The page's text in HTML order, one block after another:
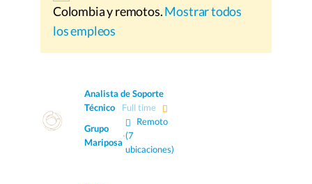
Colombia y remotos.Mostrar todos
los empleos
Analista de Soporte
Técnico
Full time
Grupo
Mariposa
·
Remoto
(7
ubicaciones)